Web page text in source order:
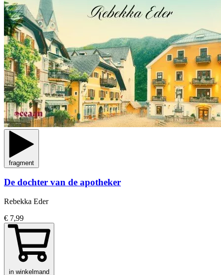
fragment
De dochter van de apotheker
Rebekka Eder
€ 7,99
in winkelmand